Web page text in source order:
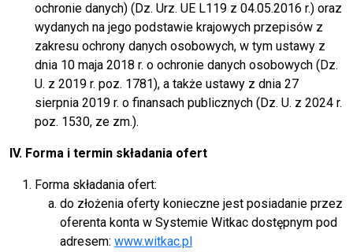
ochronie danych) (Dz. Urz. UE L119 z 04.05.2016 r.) oraz
wydanych na jego podstawie krajowych przepisów z
zakresu ochrony danych osobowych, w tym ustawy z
dnia 10 maja 2018 r. o ochronie danych osobowych (Dz.
U. z 2019 r. poz. 1781), a także ustawy z dnia 27
sierpnia 2019 r. o finansach publicznych (Dz. U. z 2024 r.
poz. 1530, ze zm.).
IV. Forma i termin składania ofert
Forma składania ofert:
do złożenia oferty konieczne jest posiadanie przez
oferenta konta w Systemie Witkac dostępnym pod
adresem: www.witkac.pl